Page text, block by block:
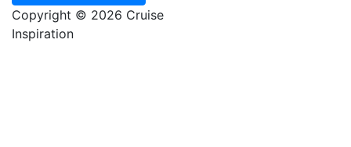
Copyright © 2026 Cruise
Inspiration